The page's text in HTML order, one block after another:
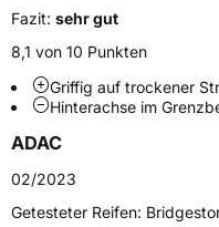
Modellname
Turanza T005
Fahrzeugart
PKW & SUV
Weitere Eigenschaften
Schlauchtyp
ZustandNeureifen
Fazit: sehr gut
8,1 von 10 Punkten
Griffig auf trockener
Hinterachse im
ADAC
02/2023
Getesteter Reifen: